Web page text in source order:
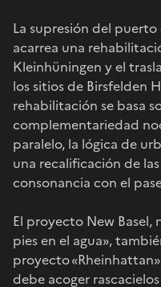
La supresión del puerto
acarrea una
Kleinhüningen y el
los sitios de Birsfelden
rehabilitación se basa
complementariedad
paralelo, la lógica de
una recalificación de
consonancia con el
El proyecto New Basel,
pies en el agua»,
proyecto
debe acoger